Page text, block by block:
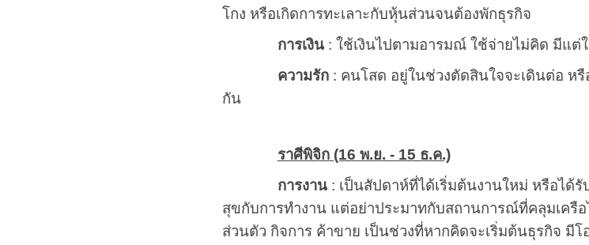
โกง หรือเกิดการทะเลาะกับหุ้นส่วนจนต้องพักธุรกิจ
การเงิน: ใช้เงินไปตามอารมณ์ ใช้จ่ายไม่คิด มีแต่ใ
ความรัก: คนโสด อยู่ในช่วงตัดสินใจจะเดินต่อ ห
กัน
ราศีพิจิก (16 พ.ย. - 15 ธ.ค.)
การงาน: เป็นสัปดาห์ที่ได้เริ่มต้นงานใหม่ หรือได้รั
สุขกับการทำงาน แต่อย่าประมาทกับสถานการณ์ที่คลุมเครื
ส่วนตัว กิจการ ค้าขาย เป็นช่วงที่หากคิดจะเริ่มต้นธุรกิจ มีโ